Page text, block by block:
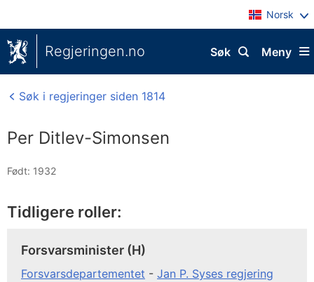
Norsk
Regjeringen.no Meny
Søk
Søk i regjeringer siden 1814
Per Ditlev-Simonsen
Født: 1932
Tidligere roller:
Forsvarsminister (H)
Forsvarsdepartementet - Jan P. Syses regjering